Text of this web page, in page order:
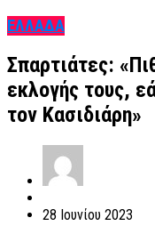
ΕΛΛΑΔΑ
Σπαρτιάτες:
εκλογής τους,
τον Κασιδιάρη»
28 Ιουνίου 2023